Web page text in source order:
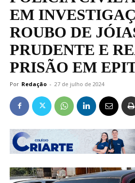
EM
ROUBO DE
PRUDENTE E
PRISÃO EM
Por Redação - 27 de julho de 2024